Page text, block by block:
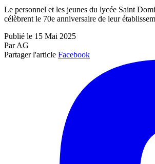
Le personnel et les jeunes du lycée Saint
célèbrent le 70e anniversaire de leur
Publié le 15 Mai 2025
Par AG
Partager l'article Facebook